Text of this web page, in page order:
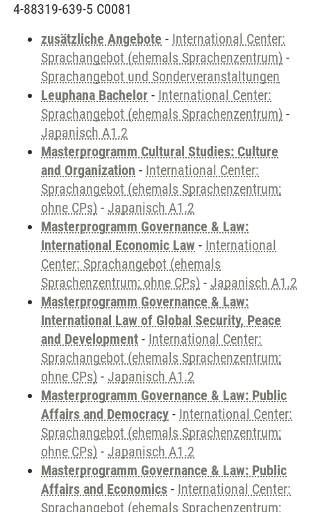
4-88319-639-5 C0081
zusätzliche Angebote - International Center:
Sprachangebot (ehemals Sprachenzentrum) -
Sprachangebot und Sonderveranstaltungen
Leuphana Bachelor - International Center:
Sprachangebot (ehemals Sprachenzentrum) -
Japanisch A1.2
Masterprogramm Cultural Studies: Culture
and Organization - International Center:
Sprachangebot (ehemals Sprachenzentrum;
ohne CPs) - Japanisch A1.2
Masterprogramm Governance & Law:
International Economic Law - International
Center: Sprachangebot (ehemals
Sprachenzentrum; ohne CPs) - Japanisch A1.2
Masterprogramm Governance & Law:
International Law of Global Security, Peace
and Development - International Center:
Sprachangebot (ehemals Sprachenzentrum;
ohne CPs) - Japanisch A1.2
Masterprogramm Governance & Law: Public
Affairs and Democracy - International Center:
Sprachangebot (ehemals Sprachenzentrum;
ohne CPs) - Japanisch A1.2
Masterprogramm Governance & Law: Public
Affairs and Economics - International Center:
Sprachangebot (ehemals Sprachenzentrum;